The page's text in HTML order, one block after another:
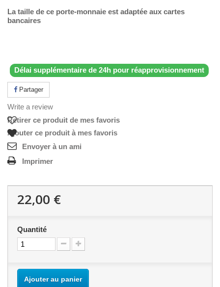
La taille de ce porte-monnaie est adaptée aux cartes
bancaires
Délai supplémentaire de 24h pour réapprovisionnement
Partager
Write a review
Retirer ce produit de mes favoris
Ajouter ce produit à mes favoris
Envoyer à un ami
Imprimer
22,00 €
Quantité
Ajouter au panier